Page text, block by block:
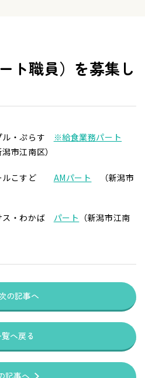
ト職員）を募集し
ル・ぷらす
※給食業務パート
市江南区）
ルこすど AMパート
（新潟市
ス・わかば パート （新潟市江南
の記事へ
へ戻る
記事へ